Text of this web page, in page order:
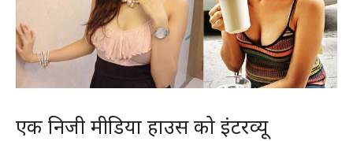
एक निजी मीडिया हाउस को इंटरव्यू